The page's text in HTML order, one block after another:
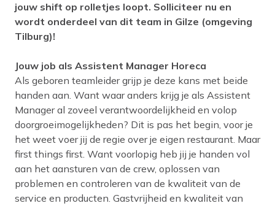
jouw shift op rolletjes loopt. Solliciteer nu en
wordt onderdeel van dit team in Gilze (omgeving
Tilburg)!
Jouw job als Assistent Manager Horeca
Als geboren teamleider grijp je deze kans met beide
handen aan. Want waar anders krijg je als Assistent
Manager al zoveel verantwoordelijkheid en volop
doorgroeimogelijkheden? Dit is pas het begin, voor je
het weet voer jij de regie over je eigen restaurant. Maar
first things first. Want voorlopig heb jij je handen vol
aan het aansturen van de crew, oplossen van
problemen en controleren van de kwaliteit van de
service en producten. Gastvrijheid en kwaliteit van